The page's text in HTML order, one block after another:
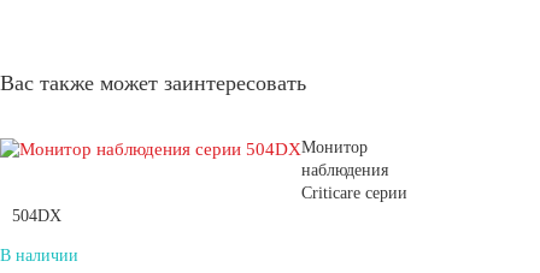
Вас также может заинтересовать
Монитор
наблюдения
Criticare серии
504DX
В наличии